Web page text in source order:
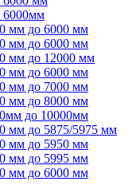
6000мм
мм до 6000 мм
мм до 6000 мм
мм до 12000 мм
мм до 6000 мм
мм до 7000 мм
мм до 8000 мм
до 10000мм
мм до 5875/5975 мм
мм до 5950 мм
мм до 5995 мм
мм до 6000 мм